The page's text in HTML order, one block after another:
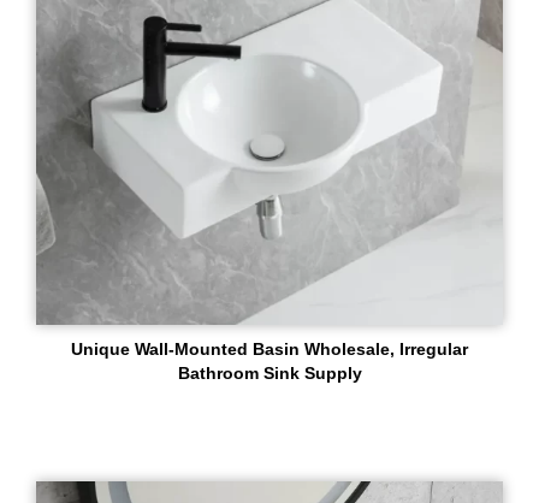
Unique Wall-Mounted Basin Wholesale, Irregular
Bathroom Sink Supply